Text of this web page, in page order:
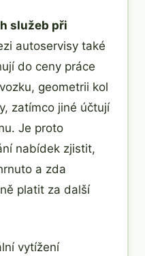
služeb při
autoservisy také
do ceny práce
geometrii kol
zatímco jiné účtují
Je proto
nabídek zjistit,
a zda
platit za další
vytížení